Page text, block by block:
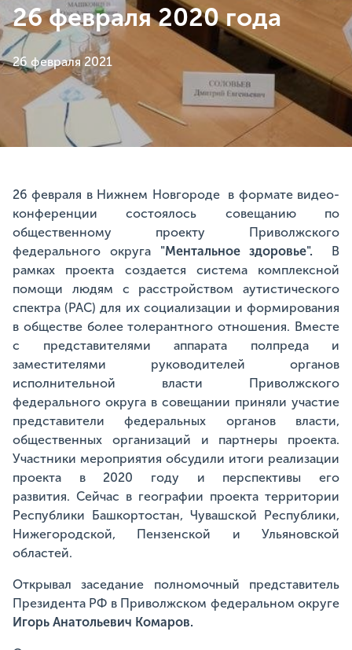
26 февраля 2020 года
26 февраля 2021
26 февраля в Нижнем Новгороде в формате видео-
конференции состоялось совещанию по
общественному проекту Приволжского
федерального округа"Ментальное здоровье". В
рамках проекта создается система комплексной
помощи людям с расстройством аутистического
спектра (РАС) для их социализации и формирования
в обществе более толерантного отношения. Вместе
с представителями аппарата полпреда и
заместителями руководителей органов
исполнительной власти Приволжского
федерального округа в совещании приняли участие
представители федеральных органов власти,
общественных организаций и партнеры проекта.
Участники мероприятия обсудили итоги реализации
проекта в 2020 году и перспективы его
развития. Сейчас в географии проекта территории
Республики Башкортостан, Чувашской Республики,
Нижегородской, Пензенской и Ульяновской
областей.
Открывал заседание полномочный представитель
Президента РФ в Приволжском федеральном округе
Игорь Анатольевич Комаров.